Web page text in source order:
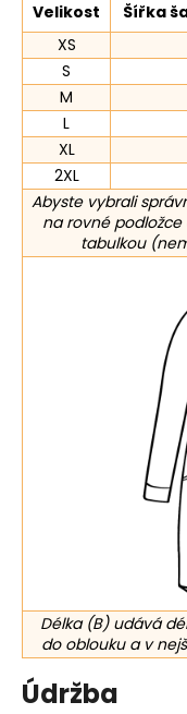
Velikost Šířka
XS
S
M
L
XL
2XL
Abyste vybrali
na rovné
tabulkou
Délka (B) udává
do oblouku a v
Údržba